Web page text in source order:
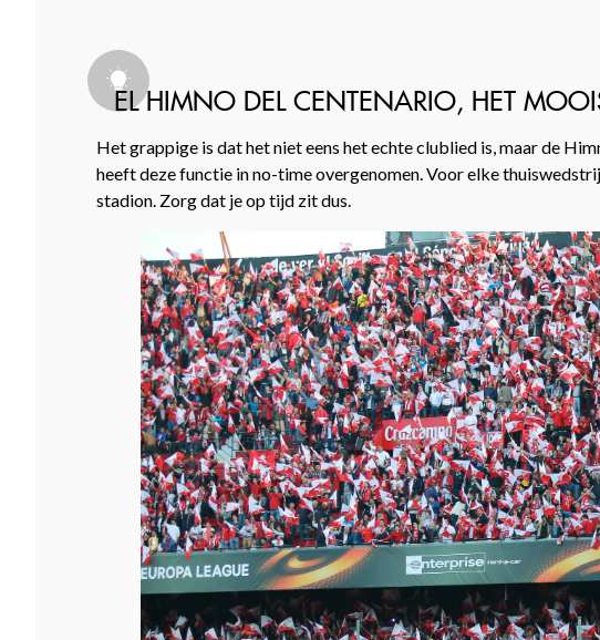
EL HIMNO DEL CENTENARIO, HET
Het grappige is dat het niet eens het echte clublied is, maar de
heeft deze functie in no-time overgenomen. Voor elke
stadion. Zorg dat je op tijd zit dus.